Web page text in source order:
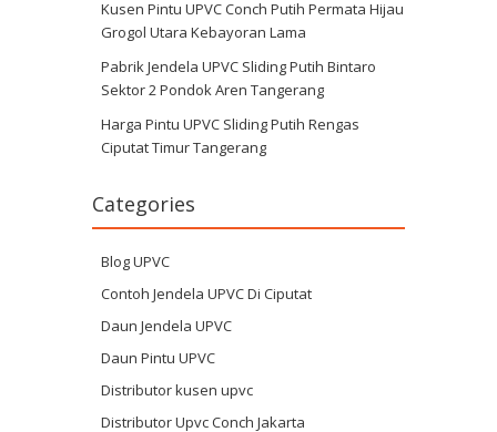
Kusen Pintu UPVC Conch Putih Permata Hijau
Grogol Utara Kebayoran Lama
Pabrik Jendela UPVC Sliding Putih Bintaro
Sektor 2 Pondok Aren Tangerang
Harga Pintu UPVC Sliding Putih Rengas
Ciputat Timur Tangerang
Categories
Blog UPVC
Contoh Jendela UPVC Di Ciputat
Daun Jendela UPVC
Daun Pintu UPVC
Distributor kusen upvc
Distributor Upvc Conch Jakarta